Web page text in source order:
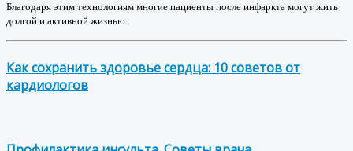
Благодаря этим технологиям многие пациенты после инфаркта могут жить
долгой и активной жизнью.
Как сохранить здоровье сердца: 10 советов от
кардиологов